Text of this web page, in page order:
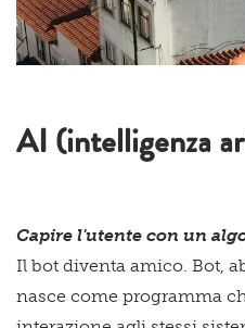
AI (intelligenza
Capire l'utente con un
Il bot diventa amico. Bot,
nasce come programma